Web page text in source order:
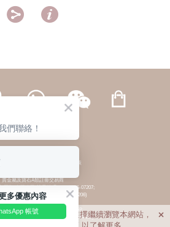
 
| 簡体
團 版權所有 不得轉載 私隱政策
貴金屬及寶石A類註冊交易商
國際)有限公司-註冊號碼:A-B-24-05-07207;
貿有限公司-註冊號碼:A-B-24-05-07206)
貴金屬及寶石B類註冊交易商
有限公司-註冊號碼:B-B-24-05-07258;
香港)有限公司-註冊號碼:B-B-24-05-07259)
的瀏覽體驗。若您選擇繼續瀏覽本網站，

多優惠內容
帳號
們聯絡！